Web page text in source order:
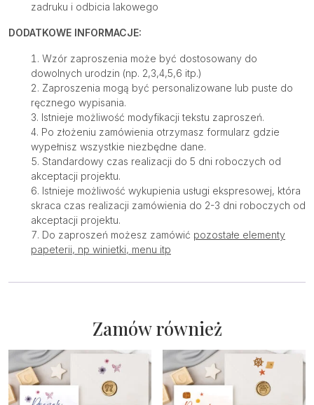
zadruku i odbicia lakowego
DODATKOWE INFORMACJE:
Wzór zaproszenia może być dostosowany do
dowolnych urodzin (np. 2,3,4,5,6 itp.)
Zaproszenia mogą być personalizowane lub puste do
ręcznego wypisania.
Istnieje możliwość modyfikacji tekstu zaproszeń.
Po złożeniu zamówienia otrzymasz formularz gdzie
wypełnisz wszystkie niezbędne dane.
Standardowy czas realizacji do 5 dni roboczych od
akceptacji projektu.
Istnieje możliwość wykupienia usługi ekspresowej, która
skraca czas realizacji zamówienia do 2-3 dni roboczych od
akceptacji projektu.
Do zaproszeń możesz zamówić pozostałe elementy
papeterii, np winietki, menu itp
Zamów również